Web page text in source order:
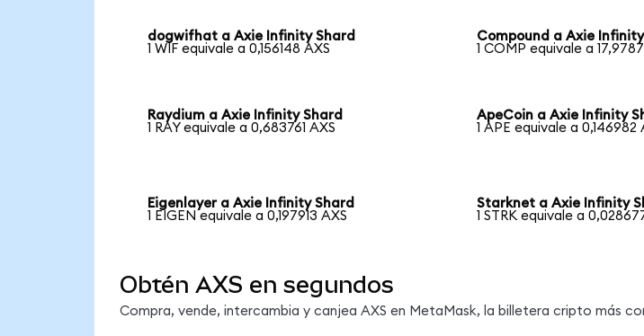
dogwifhat a Axie Infinity Shard
1 WIF equivale a 0,156148 AXS
Compound a Axie
1 COMP equivale a
Raydium a Axie Infinity Shard
1 RAY equivale a 0,683761 AXS
ApeCoin a Axie Infinity
1 APE equivale a 0,146982
Eigenlayer a Axie Infinity Shard
1 EIGEN equivale a 0,197913 AXS
Starknet a Axie Infinity
1 STRK equivale a
Obtén AXS en segundos
Compra, vende, intercambia y canjea AXS en MetaMask, la billetera cripto más